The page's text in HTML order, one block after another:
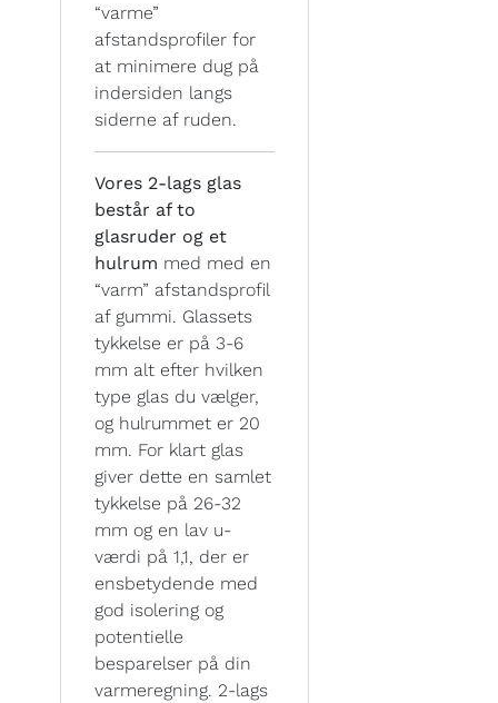
“varme”
afstandsprofiler for
at minimere dug på
indersiden langs
siderne af ruden.
Vores 2-lags glas
består af to
glasruder og et
hulrum med med en
“varm” afstandsprofil
af gummi. Glassets
tykkelse er på 3-6
mm alt efter hvilken
type glas du vælger,
og hulrummet er 20
mm. For klart glas
giver dette en samlet
tykkelse på 26-32
mm og en lav u-
værdi på 1,1, der er
ensbetydende med
god isolering og
potentielle
besparelser på din
varmeregning. 2-lags